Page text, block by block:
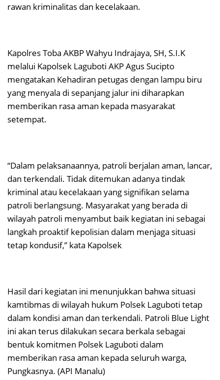
rawan kriminalitas dan kecelakaan.
Kapolres Toba AKBP Wahyu Indrajaya, SH, S.I.K
melalui Kapolsek Laguboti AKP Agus Sucipto
mengatakan Kehadiran petugas dengan lampu biru
yang menyala di sepanjang jalur ini diharapkan
memberikan rasa aman kepada masyarakat
setempat.
“Dalam pelaksanaannya, patroli berjalan aman, lancar,
dan terkendali. Tidak ditemukan adanya tindak
kriminal atau kecelakaan yang signifikan selama
patroli berlangsung. Masyarakat yang berada di
wilayah patroli menyambut baik kegiatan ini sebagai
langkah proaktif kepolisian dalam menjaga situasi
tetap kondusif,” kata Kapolsek
Hasil dari kegiatan ini menunjukkan bahwa situasi
kamtibmas di wilayah hukum Polsek Laguboti tetap
dalam kondisi aman dan terkendali. Patroli Blue Light
ini akan terus dilakukan secara berkala sebagai
bentuk komitmen Polsek Laguboti dalam
memberikan rasa aman kepada seluruh warga,
Pungkasnya. (API Manalu)